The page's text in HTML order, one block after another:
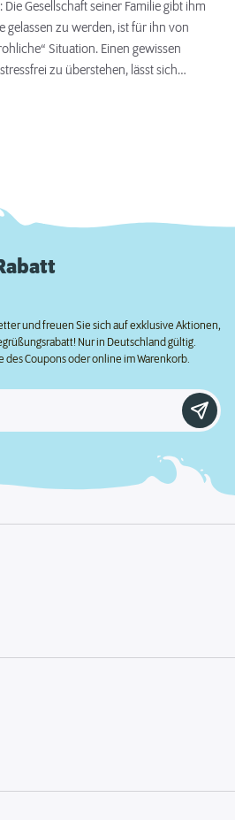
Die Gesellschaft seiner Familie gibt ihm
gelassen zu werden, ist für ihn von
Situation. Einen gewissen
zu überstehen, lässt sich
erlernen. Hier erfahren Sie, wie
und freuen Sie sich auf exklusive Aktionen,
Nur in Deutschland gültig.
des Coupons oder online im Warenkorb.